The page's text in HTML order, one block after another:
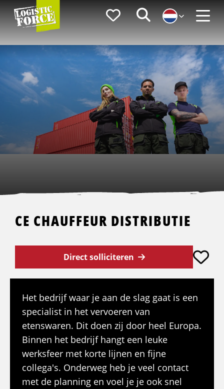
Logistic
Force
FavorietenZoeken
CE CHAUFFEUR DISTRIBUTIE
Direct solliciteren
Het bedrijf waar je aan de slag gaat is een
specialist in het vervoeren van
etenswaren. Dit doen zij door heel Europa.
Binnen het bedrijf hangt een leuke
werksfeer met korte lijnen en fijne
collega's. Onderweg heb je veel contact
met de planning en voel je je ook snel